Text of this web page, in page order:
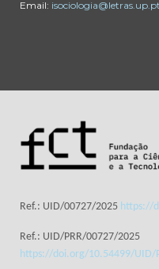
Email: isociologia@letras.up.pt
Ref.: UID/00727/2025 https://
Ref.: UID/PRR/00727/2025
https://doi.org/10.54499/UID/